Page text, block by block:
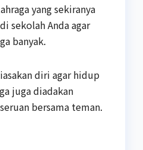
yang sekiranya
sekolah Anda agar
banyak.
diri agar hidup
juga diadakan
bersama teman.